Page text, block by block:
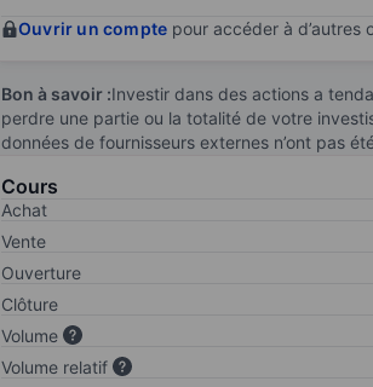
Ouvrir un compte pour accéder à d’autres
Bon à savoir :Investir dans des actions a
perdre une partie ou la totalité de votre
données de fournisseurs externes n’ont pas
Cours
Achat
Vente
Ouverture
Clôture
Volume
Volume relatif